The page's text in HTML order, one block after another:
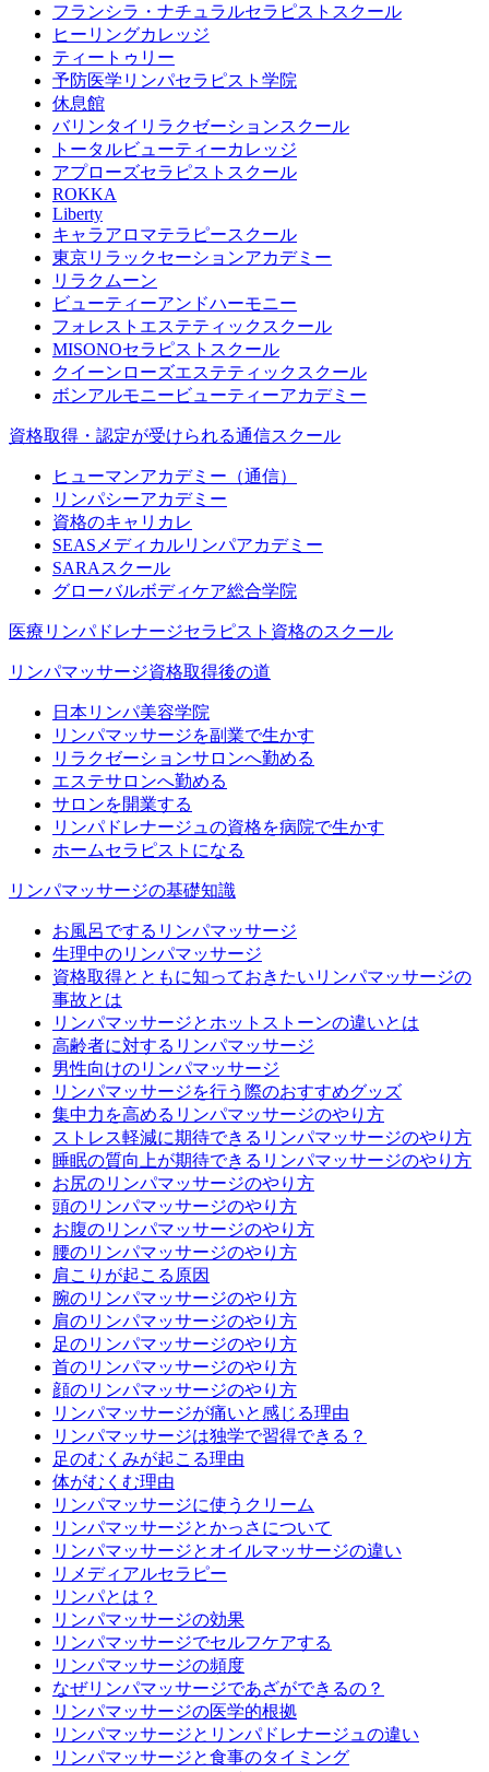
フランシラ・ナチュラルセラピストスクール
ヒーリングカレッジ
ティートゥリー
予防医学リンパセラピスト学院
休息館
バリンタイリラクゼーションスクール
トータルビューティーカレッジ
アプローズセラピストスクール
ROKKA
Liberty
キャラアロマテラピースクール
東京リラックセーションアカデミー
リラクムーン
ビューティーアンドハーモニー
フォレストエステティックスクール
MISONOセラピストスクール
クイーンローズエステティックスクール
ボンアルモニービューティーアカデミー
資格取得・認定が受けられる通信スクール
ヒューマンアカデミー（通信）
リンパシーアカデミー
資格のキャリカレ
SEASメディカルリンパアカデミー
SARAスクール
グローバルボディケア総合学院
医療リンパドレナージセラピスト資格のスクール
リンパマッサージ資格取得後の道
日本リンパ美容学院
リンパマッサージを副業で生かす
リラクゼーションサロンへ勤める
エステサロンへ勤める
サロンを開業する
リンパドレナージュの資格を病院で生かす
ホームセラピストになる
リンパマッサージの基礎知識
お風呂でするリンパマッサージ
生理中のリンパマッサージ
資格取得とともに知っておきたいリンパマッサージの
事故とは
リンパマッサージとホットストーンの違いとは
高齢者に対するリンパマッサージ
男性向けのリンパマッサージ
リンパマッサージを行う際のおすすめグッズ
集中力を高めるリンパマッサージのやり方
ストレス軽減に期待できるリンパマッサージのやり方
睡眠の質向上が期待できるリンパマッサージのやり方
お尻のリンパマッサージのやり方
頭のリンパマッサージのやり方
お腹のリンパマッサージのやり方
腰のリンパマッサージのやり方
肩こりが起こる原因
腕のリンパマッサージのやり方
肩のリンパマッサージのやり方
足のリンパマッサージのやり方
首のリンパマッサージのやり方
顔のリンパマッサージのやり方
リンパマッサージが痛いと感じる理由
リンパマッサージは独学で習得できる？
足のむくみが起こる理由
体がむくむ理由
リンパマッサージに使うクリーム
リンパマッサージとかっさについて
リンパマッサージとオイルマッサージの違い
リメディアルセラピー
リンパとは？
リンパマッサージの効果
リンパマッサージでセルフケアする
リンパマッサージの頻度
なぜリンパマッサージであざができるの？
リンパマッサージの医学的根拠
リンパマッサージとリンパドレナージュの違い
リンパマッサージと食事のタイミング